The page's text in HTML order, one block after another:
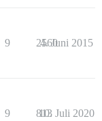
9 2560
4. Juni 2015
9 813
10. Juli 2020